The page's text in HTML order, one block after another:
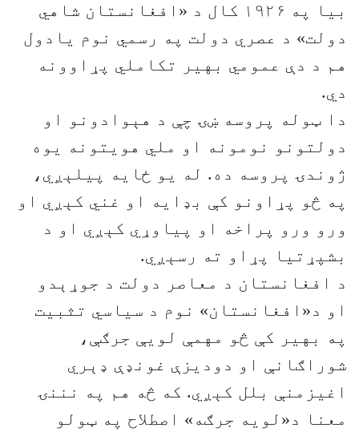
بیا په ۱۹۲۶ کال د «افغانستان شاهي
دولت» د عصري دولت په رسمي نوم یادول
هم د دې عمومي بهیر تکاملي پړاوونه
دي.
دا ټوله پروسه ښۍ چې د هېوادونو او
دولتونو نومونه او ملي هویتونه یوه
ژوندۍ پروسه ده. له یو ځایه پیلېږي،
په څو پړاونو کې بډایه او غني کېږي او
ورو ورو پراخه او پیاوړي کېږي او د
بشپړتیا پړاو ته رسېږي.
د افغانستان د معاصر دولت د جوړېدو
او د«افغانستان» نوم د سیاسي تثبیت
په بهیر کې څو مهمې لویې جرګې،
شوراګانې او دودیزې غونډې ډېري
اغیزمنې بلل کېږي. که څه هم په نننۍ
معنا د«لویه جرګه» اصطلاح په ټولو